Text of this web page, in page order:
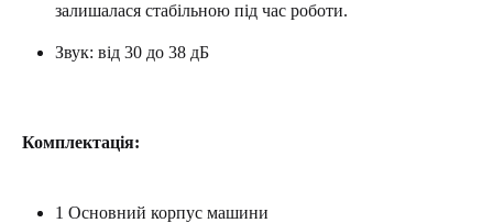
залишалася стабільною під час роботи.
Звук: від 30 до 38 дБ
Комплектація:
1 Основний корпус машини